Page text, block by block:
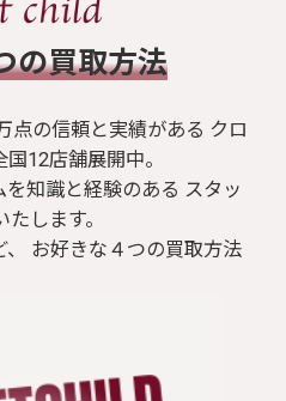
の買取方法
点の信頼と実績がある クロ
12店舗展開中。
知識と経験のある スタッ
します。
お好きな４つの買取方法